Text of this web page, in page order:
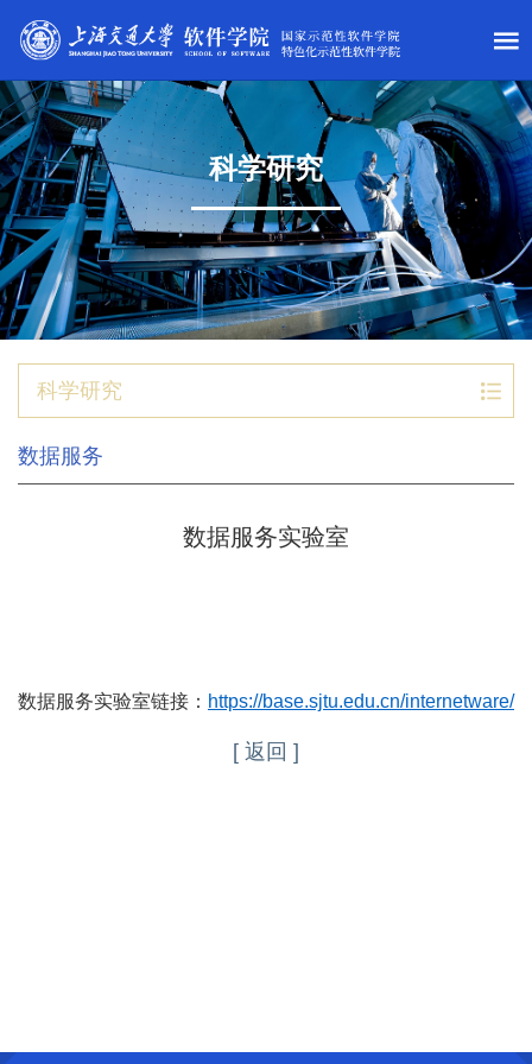
科学研究
科学研究
数据服务
数据服务实验室
数据服务实验室链接： https://base.sjtu.edu.cn/internetware/
[ 返回 ]